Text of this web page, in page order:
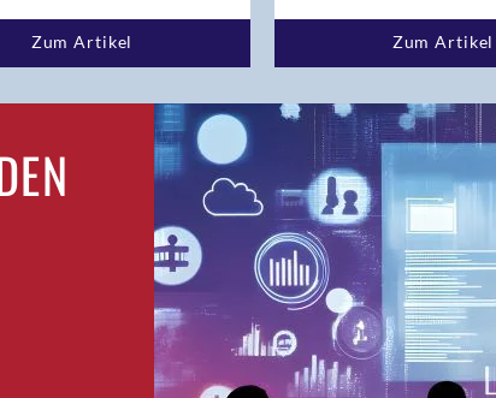
Birsfelden
Bolligen
Bonaduz
Bonstetten
Bottighofen
Bremgarten bei Bern
Brig-Glis
Bronschhofen
Zum Artikel Zum Artikel